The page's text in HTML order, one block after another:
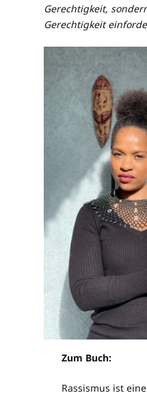
Gerechtigkeit,
Gerechtigkeit
Zum Buch:
Rassismus ist